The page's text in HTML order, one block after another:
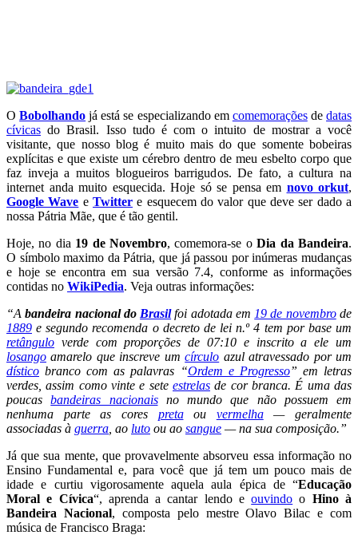
OBobolhando já está se especializando em comemoraçõesdedatas
cívicas do Brasil. Isso tudo é com o intuito de mostrar a você
visitante, que nosso blog é muito mais do que somente bobeiras
explícitas e que existe um cérebro dentro de meu esbelto corpo que
faz inveja a muitos blogueiros barrigudos. De fato, a cultura na
internet anda muito esquecida. Hoje só se pensa em novo orkut,
Google Wave eTwitter e esquecem do valor que deve ser dado a
nossa Pátria Mãe, que é tão gentil.
Hoje, no dia 19 de Novembro, comemora-se oDia da Bandeira.
O símbolo maximo da Pátria, que já passou por inúmeras mudanças
e hoje se encontra em sua versão 7.4, conforme as informações
contidas no WikiPedia. Veja outras informações:
“Abandeira nacional do Brasilfoi adotada em 19 de novembrode
1889 e segundo recomenda o decreto de lei n.º 4 tem por base um
retângulo verde com proporções de 07:10 e inscrito a ele um
losango amarelo que inscreve umcírculo azul atravessado por um
dístico branco com as palavras “Ordem e Progresso” em letras
verdes, assim como vinte e sete estrelas de cor branca. É uma das
poucasbandeiras nacionaisno mundo que não possuem em
nenhuma parte as cores pretaou vermelha— geralmente
associadas à guerra , ao luto ou ao sangue — na sua composição.”
Já que sua mente, que provavelmente absorveu essa informação no
Ensino Fundamental e, para você que já tem um pouco mais de
idade e curtiu vigorosamente aquela aula épica de “Educação
Moral e Cívica“, aprenda a cantar lendo eouvindo o Hino à
Bandeira Nacional, composta pelo mestre Olavo Bilac e com
música de Francisco Braga: